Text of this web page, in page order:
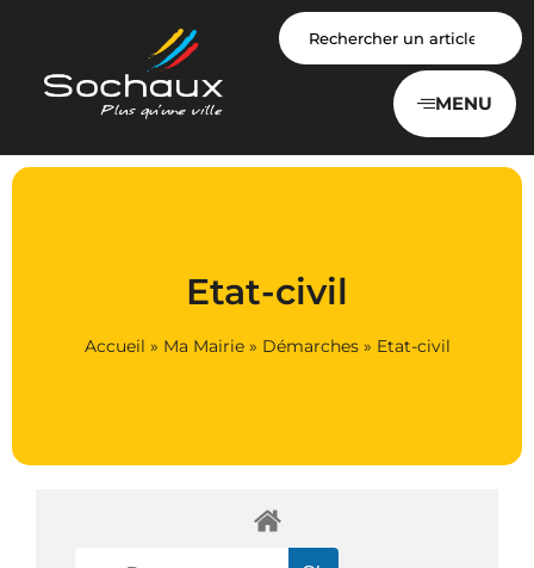
MENU
Etat-civil
Accueil » Ma Mairie» Démarches» Etat-civil
Panneau de gestion des cookies